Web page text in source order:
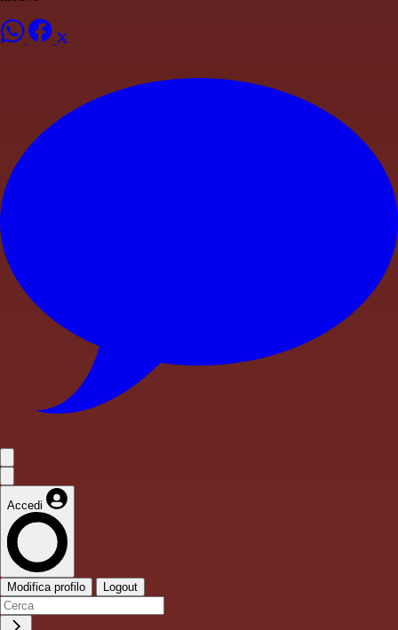
Accedi
Modifica profilo Logout